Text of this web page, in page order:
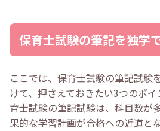
保育士試験の筆記を独学
ここでは、保育士試験の筆記試験
けて、押さえておきたい3つのポイ
育士試験の筆記試験は、科目数が
果的な学習計画が合格への近道とな